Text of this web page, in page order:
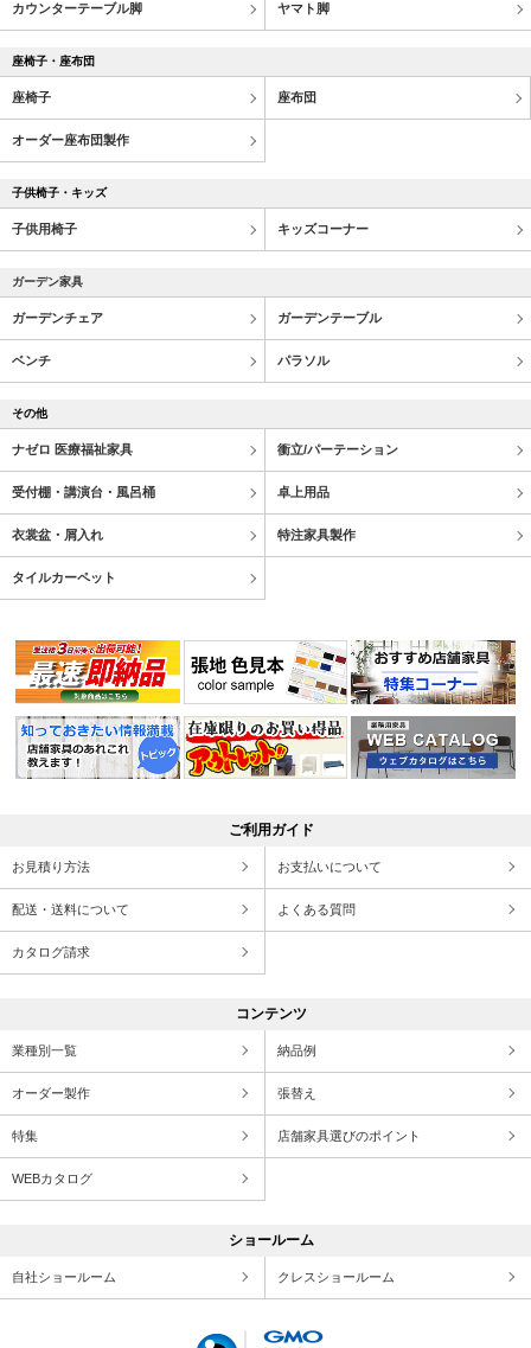
カウンターテーブル脚 ヤマト脚
座椅子・座布団
座椅子 座布団
オーダー座布団製作
子供椅子・キッズ
子供用椅子 キッズコーナー
ガーデン家具
ガーデンチェア ガーデンテーブル
ベンチ パラソル
その他
ナゼロ 医療福祉家具 衝立/パーテーション
受付棚・講演台・風呂桶 卓上用品
衣裳盆・屑入れ 特注家具製作
タイルカーペット
ご利用ガイド
お見積り方法 お支払いについて
配送・送料について よくある質問
カタログ請求
コンテンツ
業種別一覧 納品例
オーダー製作 張替え
特集 店舗家具選びのポイント
WEBカタログ
ショールーム
自社ショールーム クレスショールーム